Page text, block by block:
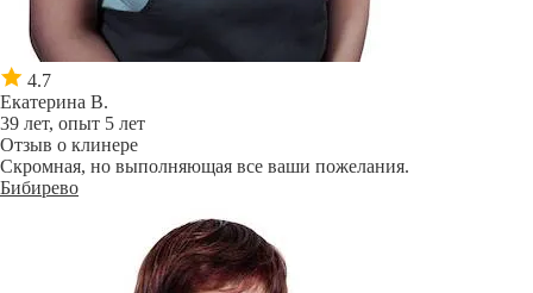
4.7
Екатерина В.
39 лет, опыт 5 лет
Отзыв о клинере
Скромная, но выполняющая все ваши пожелания.
Бибирево